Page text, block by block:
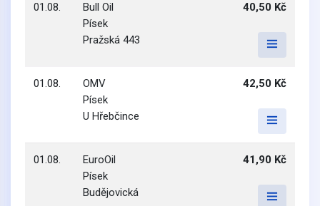
01.08.
Bull Oil
Písek
Pražská 443
40,50 Kč
01.08.
OMV
Písek
U Hřebčince
42,50 Kč
01.08.
EuroOil
Písek
Budějovická
41,90 Kč